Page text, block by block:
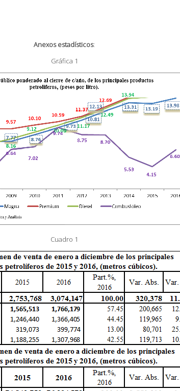
Anexos estadísticos:
Gráfica 1
Cuadro 1